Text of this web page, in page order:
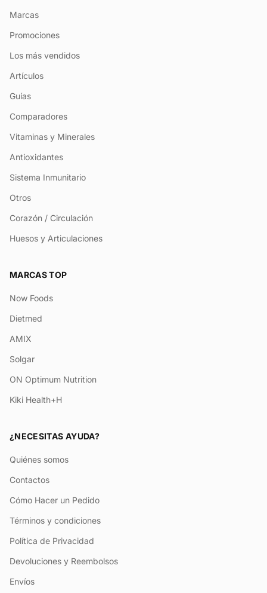
Marcas
Promociones
Los más vendidos
Artículos
Guías
Comparadores
Vitaminas y Minerales
Antioxidantes
Sistema Inmunitario
Otros
Corazón / Circulación
Huesos y Articulaciones
MARCAS TOP
Now Foods
Dietmed
AMIX
Solgar
ON Optimum Nutrition
Kiki Health+H
¿NECESITAS AYUDA?
Quiénes somos
Contactos
Cómo Hacer un Pedido
Términos y condiciones
Política de Privacidad
Devoluciones y Reembolsos
Envíos